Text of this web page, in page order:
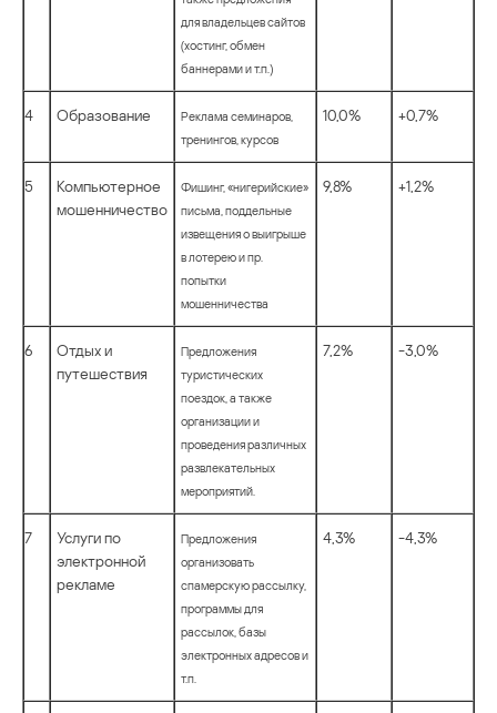
для владельцев сайтов
(хостинг, обмен
баннерами и т.п.)
4 Образование
Реклама семинаров,
тренингов, курсов
10,0% +0,7%
5
Компьютерное
мошенничество
Фишинг, «нигерийские»
письма, поддельные
извещения о выигрыше
в лотерею и пр.
попытки
мошенничества
9,8% +1,2%
6
Отдых и
путешествия
Предложения
туристических
поездок, а также
организации и
проведения различных
развлекательных
мероприятий.
7,2% -3,0%
7
Услуги по
электронной
рекламе
Предложения
организовать
спамерскую рассылку,
программы для
рассылок, базы
электронных адресов и
т.п.
4,3% -4,3%